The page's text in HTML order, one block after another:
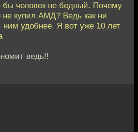
бы человек не бедный. Почему
купил АМД? Ведь как ни
ним удобнее. Я вот уже 10 лет
ведь!!